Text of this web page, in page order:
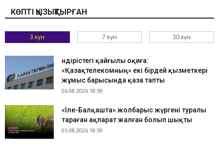
КӨПТІ ҚЫЗЫҚТЫРҒАН
3 күн 7 күн 30 күн
Өндірістегі қайғылы оқиға:
«Қазақтелекомның» екі бірдей қызметкері
жұмыс барысында қаза тапты
06.08.2026 18:59
«Іле-Балқашта» жолбарыс жүргені туралы
тараған ақпарат жалған болып шықты
05.08.2026 18:59